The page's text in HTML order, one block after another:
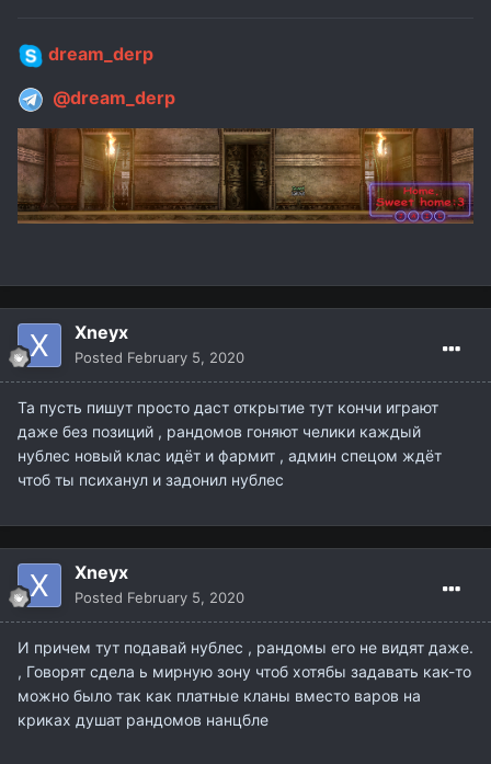
dream_derp
@dream_derp
Xneyx
Posted February 5, 2020
Та пусть пишут просто даст открытие тут кончи играют
даже без позиций , рандомов гоняют челики каждый
нублес новый клас идёт и фармит , админ спецом ждёт
чтоб ты психанул и задонил нублес
Xneyx
Posted February 5, 2020
И причем тут подавай нублес , рандомы его не видят даже.
, Говорят сдела ь мирную зону чтоб хотябы задавать как-то
можно было так как платные кланы вместо варов на
криках душат рандомов нанцбле